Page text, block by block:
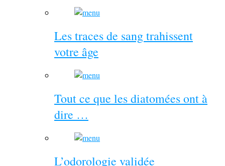
Les traces de sang trahissent
votre âge
Tout ce que les diatomées ont à
dire …
L’odorologie validée